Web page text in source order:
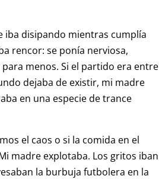
iba disipando mientras cumplía
rencor: se ponía nerviosa,
menos. Si el partido era entre
dejaba de existir, mi madre
en una especie de trance
el caos o si la comida en el
madre explotaba. Los gritos iban
la burbuja futbolera en la